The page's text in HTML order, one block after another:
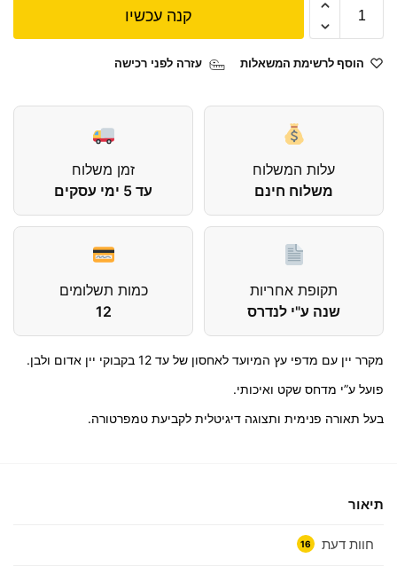
קנה עכשיו
הוסף לרשימת המשאלות עזרה לפני רכישה
עלות המשלוח
משלוח חינם
זמן משלוח
עד 5 ימי עסקים
תקופת אחריות
שנה ע"י לנדרס
כמות תשלומים
12
מקרר יין עם מדפי עץ המיועד לאחסון של עד 12 בקבוקי יין אדום ולבן.
פועל ע”י מדחס שקט ואיכותי.
בעל תאורה פנימית ותצוגה דיגיטלית לקביעת טמפרטורה.
תיאור
חוות דעת 16